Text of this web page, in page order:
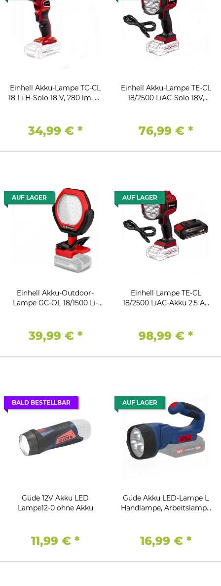
Einhell Akku-Lampe TC-CL
18 Li H-Solo 18 V, 280 lm, 33
34,99 € *
Einhell Akku-Lampe TE-CL
18/2500 LiAC-Solo 18V,
76,99 € *
AUF LAGER
Einhell Akku-Outdoor-
Lampe GC-OL 18/1500 Li-
39,99 € *
AUF LAGER
Einhell Lampe TE-CL
18/2500 LiAC-Akku 2.5 Ah
98,99 € *
BALD BESTELLBAR
Güde 12V Akku LED
Lampe12-0 ohne Akku
11,99 € *
AUF LAGER
Güde Akku LED-Lampe L
Handlampe, Arbeitslampe
16,99 € *